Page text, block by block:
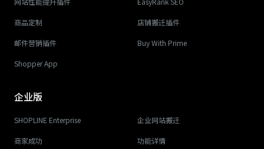
商品定制 店铺搬迁插件
邮件营销插件 Buy With Prime
Shopper App
企业版
SHOPLINE Enterprise 企业网站搬迁
商家成功 功能详情